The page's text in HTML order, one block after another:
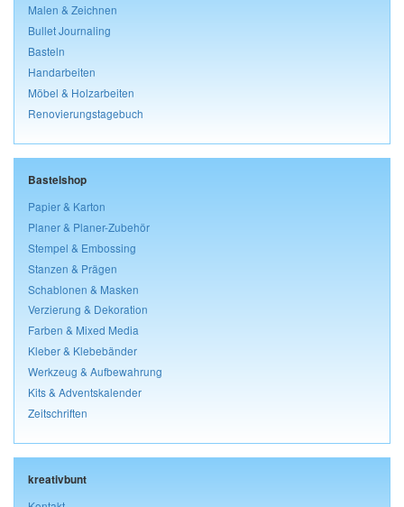
Malen & Zeichnen
Bullet Journaling
Basteln
Handarbeiten
Möbel & Holzarbeiten
Renovierungstagebuch
Bastelshop
Papier & Karton
Planer & Planer-Zubehör
Stempel & Embossing
Stanzen & Prägen
Schablonen & Masken
Verzierung & Dekoration
Farben & Mixed Media
Kleber & Klebebänder
Werkzeug & Aufbewahrung
Kits & Adventskalender
Zeitschriften
kreativbunt